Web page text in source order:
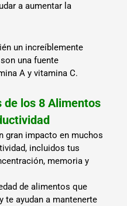
a aumentar la
un increíblemente
una fuente
A y vitamina C.
de los 8 Alimentos
gran impacto en muchos
incluidos tus
memoria y
de alimentos que
te ayudan a mantenerte